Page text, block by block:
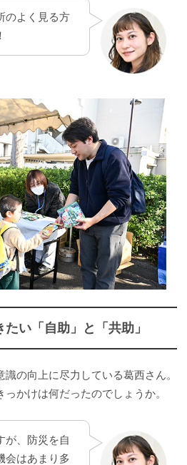
よく見る方
い「自助」と「共助」
の向上に尽力している葛西さん。
かけは何だったのでしょうか。
が、防災を自
会はあまり多